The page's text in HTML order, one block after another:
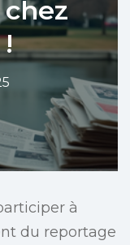
à
du reportage